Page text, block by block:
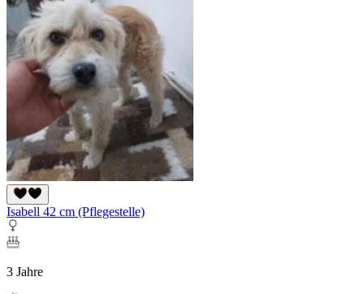
Isabell 42 cm (Pflegestelle)
3 Jahre